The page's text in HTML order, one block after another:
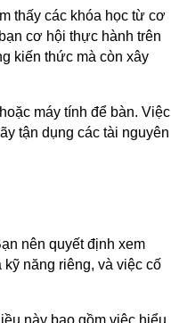
thấy các khóa học từ cơ
cơ hội thực hành trên
kiến thức mà còn xây
máy tính để bàn. Việc
tận dụng các tài nguyên
nên quyết định xem
năng riêng, và việc cố
này bao gồm việc hiểu